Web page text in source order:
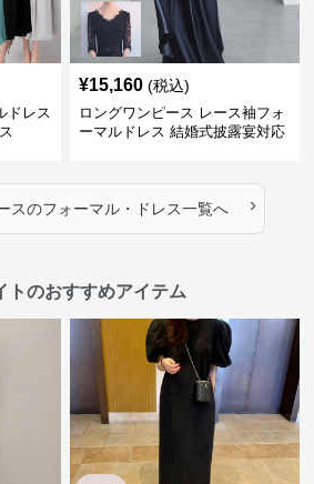
ドレス
¥15,160 (税込)
ロングワンピース レース袖フォ
ーマルドレス 結婚式披露宴対応
スのフォーマル・ドレス一覧へ ›
トのおすすめアイテム